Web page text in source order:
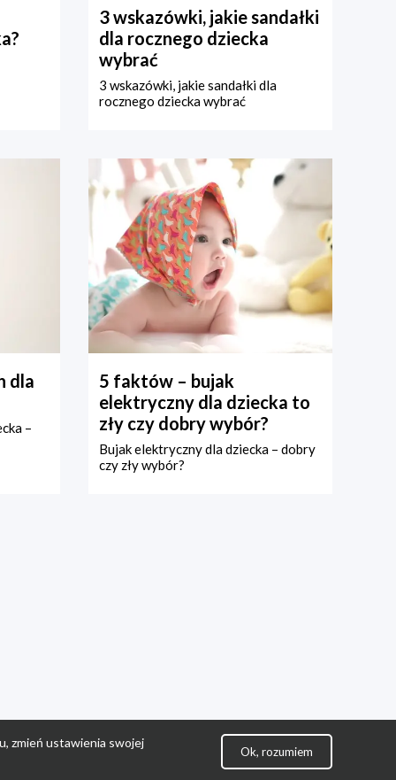
3 wskazówki, jakie sandałki
dla rocznego dziecka
wybrać
3 wskazówki, jakie sandałki dla
rocznego dziecka wybrać
dla
–
5 faktów – bujak
elektryczny dla dziecka to
zły czy dobry wybór?
Bujak elektryczny dla dziecka – dobry
czy zły wybór?
zmień ustawienia swojej
Ok, rozumiem